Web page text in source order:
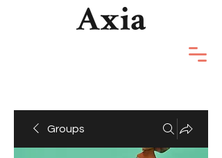
Groups